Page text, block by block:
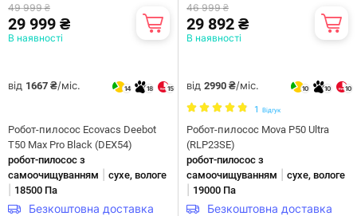
49 999 ₴
29 999 ₴
В наявності
від 1667 ₴/міс. 14 18 15
Робот-пилосос Ecovacs Deebot
T50 Max Pro Black (DEX54)
робот-пилосос з
самоочищуванням
сухе, вологе
18500 Па
Безкоштовна доставка
46 999 ₴
29 892 ₴
В наявності
від 2990 ₴/міс. 10 10 10
1 Відгук
Робот-пилосос Mova P50 Ultra
(RLP23SE)
робот-пилосос з
самоочищуванням
сухе, вологе
19000 Па
Безкоштовна доставка